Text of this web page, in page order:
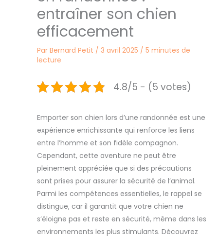
entraîner son chien
efficacement
Par Bernard Petit / 3 avril 2025 / 5 minutes de
lecture
4.8/5 - (5 votes)
Emporter son chien lors d’une randonnée est une
expérience enrichissante qui renforce les liens
entre l’homme et son fidèle compagnon.
Cependant, cette aventure ne peut être
pleinement appréciée que si des précautions
sont prises pour assurer la sécurité de l’animal.
Parmi les compétences essentielles, le rappel se
distingue, car il garantit que votre chien ne
s’éloigne pas et reste en sécurité, même dans les
environnements les plus stimulants. Découvrez